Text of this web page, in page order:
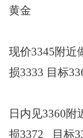
黄金
现价3345附近
损3333 目标
日内见3360附
损3372 目标